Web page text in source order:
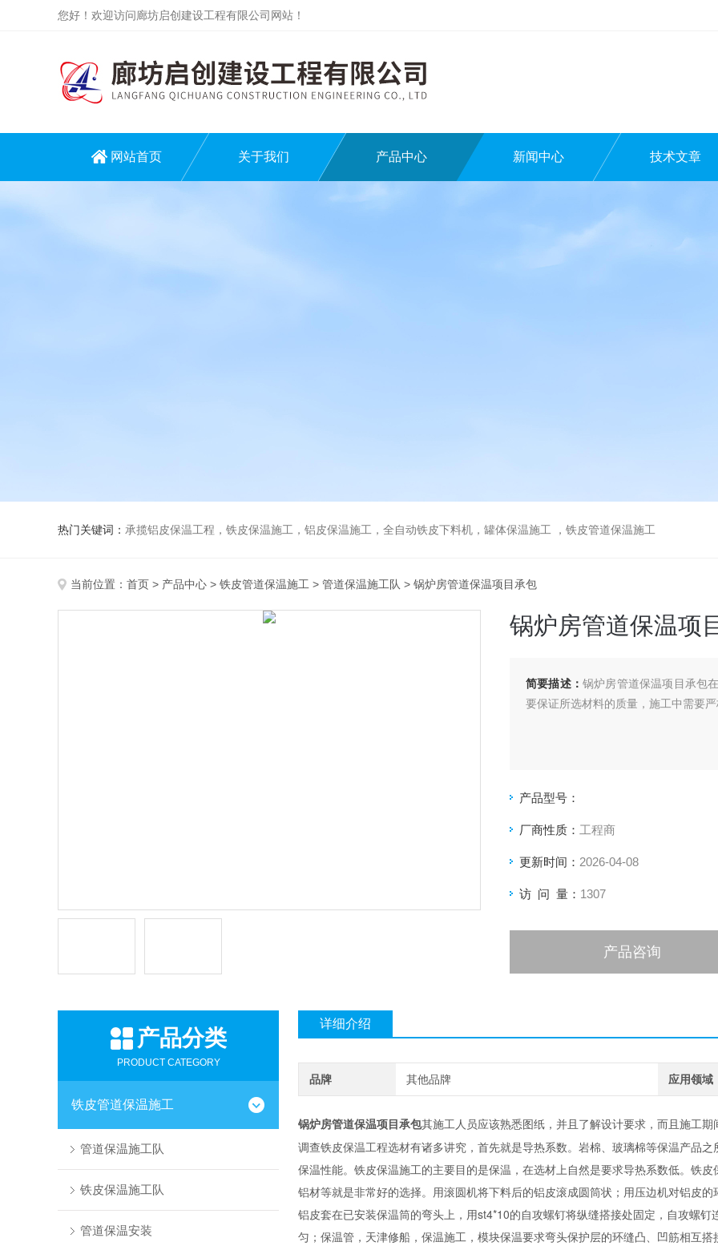
您好！欢迎访问廊坊启创建设工程有限公司网站！
网站首页 关于我们 产品中心 新闻中心 技术文章
热门关键词： 承揽铝皮保温工程，铁皮保温施工，铝皮保温施工，全自动铁皮下料机，罐体保温施工 ，铁皮管道保温施工
当前位置： 首页 > 产品中心 > 铁皮管道保温施工 > 管道保温施工队 > 锅炉房管道保温项目承包
锅炉房管道保温项
简要描述： 锅炉房管道保温项目承包
要保证所选材料的质量，施工中需要
产品型号：
厂商性质： 工程商
更新时间： 2026-04-08
访 问 量： 1307
产品咨询
产品分类
PRODUCT CATEGORY
铁皮管道保温施工
管道保温施工队
铁皮保温施工队
管道保温安装
详细介绍
品牌 其他品牌 应用领域
锅炉房管道保温项目承包其施工人员应该熟悉图纸，并且了解设计要求，而且施工
调查铁皮保温工程选材有诸多讲究，首先就是导热系数。岩棉、玻璃棉等保温产品
保温性能。铁皮保温施工的主要目的是保温，在选材上自然是要求导热系数低。铁
铝材等就是非常好的选择。用滚圆机将下料后的铝皮滚成圆筒状；用压边机对铝皮
铝皮套在已安装保温筒的弯头上，用st4*10的自攻螺钉将纵缝搭接处固定，自攻螺
匀；保温管，天津修船，保温施工，模块保温要求弯头保护层的环缝凸、凹筋相互搭